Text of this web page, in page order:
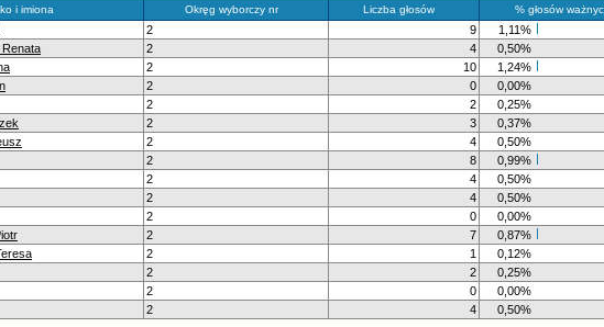
i imiona Okręg wyborczy nr Liczba głosów % głosów
2 9
1,11%
2 4
0,50%
2 10
1,24%
2 0
0,00%
2 2
0,25%
2 3
0,37%
2 4
0,50%
2 8
0,99%
2 4
0,50%
2 4
0,50%
2 0
0,00%
2 7
0,87%
2 1
0,12%
2 2
0,25%
2 0
0,00%
2 4 0,50%